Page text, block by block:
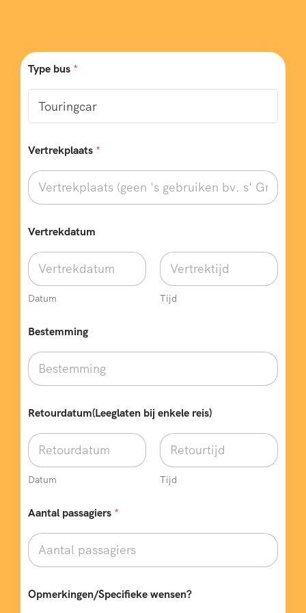
Type bus *
Vertrekplaats *
Vertrekdatum
Datum Tijd
Bestemming
Retourdatum(Leeglaten bij enkele reis)
Datum Tijd
Aantal passagiers *
Opmerkingen/Specifieke wensen?